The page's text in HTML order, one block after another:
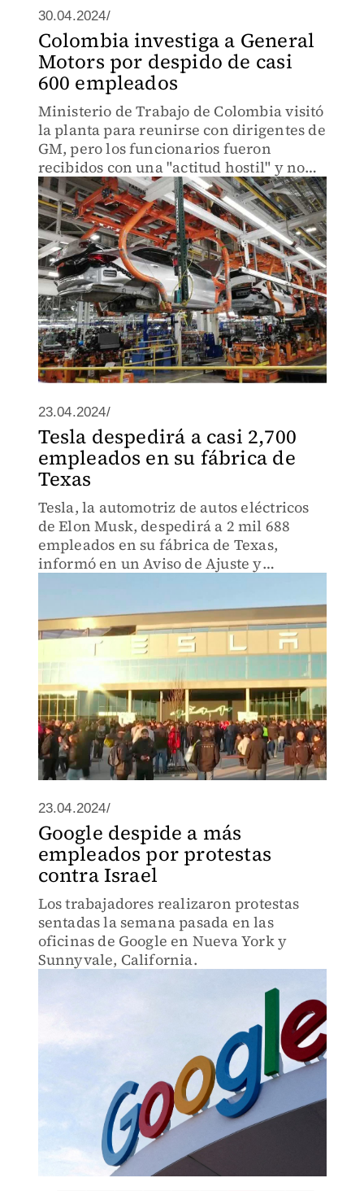
30.04.2024/
Colombia investiga a General
Motors por despido de casi
600 empleados
Ministerio de Trabajo de Colombia visitó
la planta para reunirse con dirigentes de
GM, pero los funcionarios fueron
recibidos con una "actitud hostil" y no
permitieron la presencia de los
sindicalistas.
23.04.2024/
Tesla despedirá a casi 2,700
empleados en su fábrica de
Texas
Tesla, la automotriz de autos eléctricos
de Elon Musk, despedirá a 2 mil 688
empleados en su fábrica de Texas,
informó en un Aviso de Ajuste y
23.04.2024/
Google despide a más
empleados por protestas
contra Israel
Los trabajadores realizaron protestas
sentadas la semana pasada en las
oficinas de Google en Nueva York y
Sunnyvale, California.